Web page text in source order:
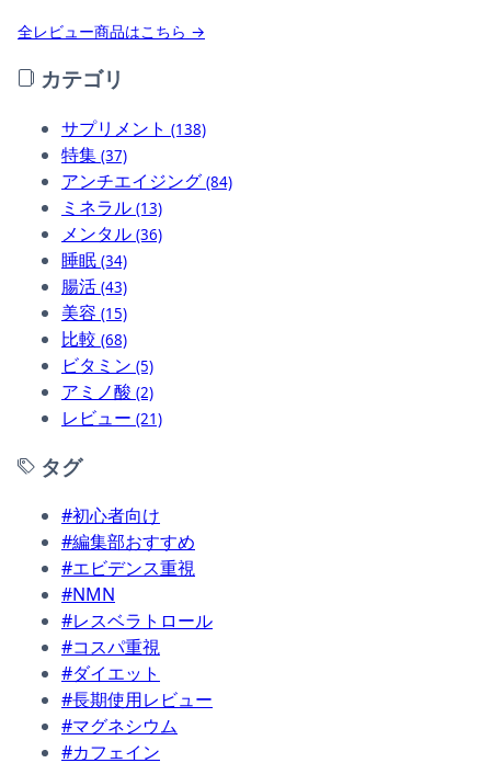
全レビュー商品はこちら →
カテゴリ
サプリメント (138)
特集 (37)
アンチエイジング (84)
ミネラル (13)
メンタル (36)
睡眠 (34)
腸活 (43)
美容 (15)
比較 (68)
ビタミン (5)
アミノ酸 (2)
レビュー (21)
タグ
#初心者向け
#編集部おすすめ
#エビデンス重視
#NMN
#レスベラトロール
#コスパ重視
#ダイエット
#長期使用レビュー
#マグネシウム
#カフェイン